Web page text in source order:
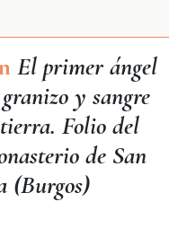
El primer ángel
y sangre
Folio del
de San
(Burgos)